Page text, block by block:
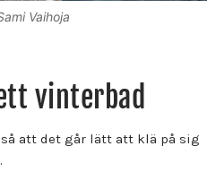
Vaihoja
vinterbad
att det går lätt att klä på sig